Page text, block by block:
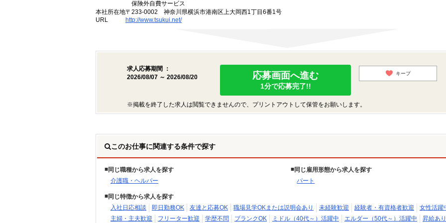
保険外自費サービス
本社所在地〒233-0002 神奈川県横浜市港南区上大岡西1丁目6番1号
URL
http://www.tsukui.net/
求人応募期間 ：
2026/08/07 ～ 2026/08/20
応募画面へ進む
1分で応募完了!!
キープ
※掲載を終了した求人は閲覧できませんので、プリントアウトして保管をお願いします。
このお仕事に関連する条件で探す
同じ職種から求人を探す
介護職・ヘルパー
同じ雇用形態から求人を探す
パート
同じ特徴から求人を探す
入社日応相談
即日勤務OK 友達と応募OK 職場見学OKまたは説明会あり 未経験歓迎 経験者・有資格者歓迎
女性活躍
主婦・主夫歓迎
フリーター歓迎 学歴不問 ブランクOK ミドル（40代～）活躍中 エルダー（50代～）活躍中 昇給あり